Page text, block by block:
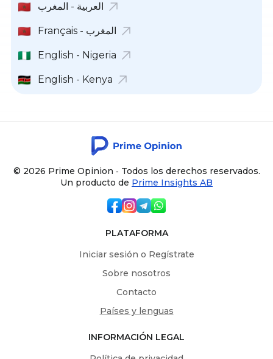
العربية - المغرب
Français - المغرب
English - Nigeria
English - Kenya
© 2026 Prime Opinion ‐ Todos los derechos reservados.
Un producto de Prime Insights AB
PLATAFORMA
Iniciar sesión o Regístrate
Sobre nosotros
Contacto
Países y lenguas
INFORMACIÓN LEGAL